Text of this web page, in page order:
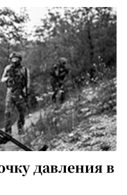
давления в